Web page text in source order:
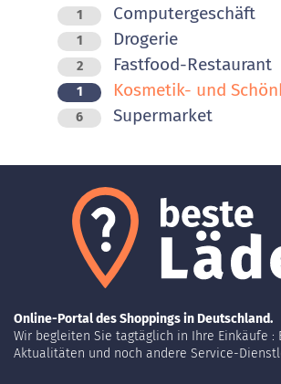
1 Computergeschäft
1 Drogerie
2 Fastfood-Restaurant
1 Kosmetik- und
6 Supermarket
Online-Portal des Shoppings in Deutschland.
Wir begleiten Sie tagtäglich in Ihre Einkäufe :
Aktualitäten und noch andere Service-